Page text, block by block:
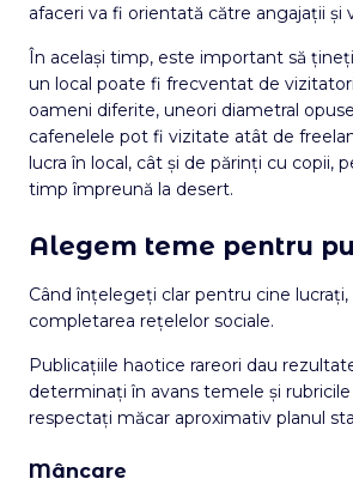
afaceri va fi orientată către angajații și
În același timp, este important să
un local poate fi frecventat de
oameni diferite, uneori diametral
cafenelele pot fi vizitate atât de
lucra în local, cât și de părinți cu copii,
timp împreună la desert.
Alegem teme pentru
Când înțelegeți clar pentru cine
completarea rețelelor sociale.
Publicațiile haotice rareori dau
determinați în avans temele și rubricile
respectați măcar aproximativ planul
Mâncare